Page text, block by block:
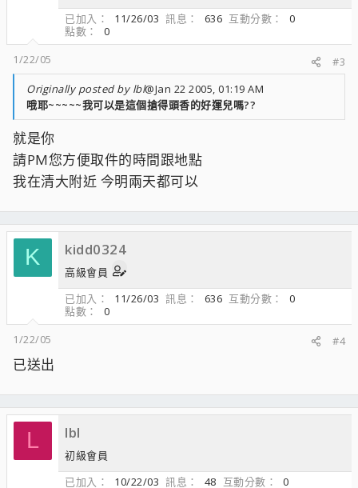
已加入
11/26/03 訊息 636 互動分數
0
點數
0
1/22/05
#3
Originally posted by lbl@Jan 22 2005, 01:19 AM
哦耶~~~~~我可以是這個搶得頭香的好運兒嗎??
就是你
請PM您方便取件的時間跟地點
我在清大附近 今明兩天都可以
K kidd0324
高級會員
已加入
11/26/03 訊息 636 互動分數
0
點數
0
1/22/05
#4
已送出
L lbl
初級會員
已加入
10/22/03 訊息 48 互動分數
0